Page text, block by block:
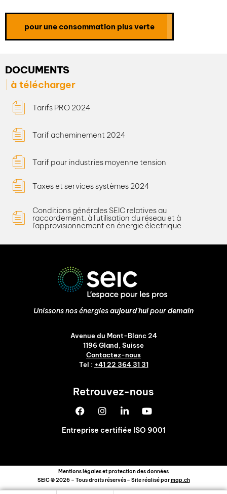
pour une consommation plus verte
DOCUMENTS
à télécharger
Tarifs PRO 2024
Tarif acheminement 2024
Tarif pour industries moyenne tension
Taxes et services systèmes 2024
Conditions générales SEIC relatives au
raccordement, à l'utilisation du réseau et à
l'approvisionnement en énergie électrique
Unissons nos énergiesaujourd'huipourdemain
Avenue du Mont-Blanc 24
1196 Gland, Suisse
Contactez-nous
Tel : +41 22 364 31 31
Retrouvez-nous
Entreprise certifiée ISO 9001
Mentions légales et protection des données
SEIC © 2026 – Tous droits réservés– Site réalisé parmap.ch